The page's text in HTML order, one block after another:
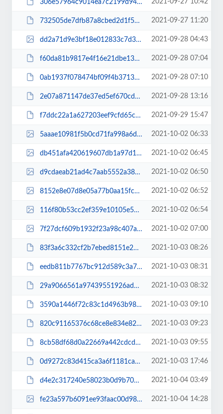
306e57964c9014ea7c2199d940d0e718.pdf 2021-09-27 10:42
732505de7dfb87a8cbed2d1f5295f919.pdf 2021-09-27 11:20
dd2a71d9e3bf18e012833c7d329490bc.jpg 2021-09-28 04:43
f60da81b9817e4f16e21dbe13180919f.pdf 2021-09-28 07:04
0ab1937f078474bf09f4b3713a9101f9.pdf 2021-09-28 07:10
2e07a871147de37ed5ef670cd7edd405.pdf 2021-09-28 13:16
f7ddc22a1a627203eef9cfd65c3cf594.pdf 2021-09-29 15:47
5aaae10981f5b0cd71fa998a6ddbc772.jpg 2021-10-02 06:33
db451afa420619607db1a97d1d23b9e5.jpg 2021-10-02 06:45
d9cdaeab21ad4c7aab5552a388968a9a.jpg 2021-10-02 06:50
8152e8e07d8e05a77b0aa15fcd96fdcb.jpg 2021-10-02 06:52
116f80b53cc2ef359e10105e50a206a0.jpg 2021-10-02 06:54
7f27dcf609b1932f23a98c407a4236da.jpg 2021-10-02 07:00
83f3a6c332cf2b7ebed8151e20e744fb.pdf 2021-10-03 08:26
eedb811b7767bc912d589c3a73a5df6311.pdf 2021-10-03 08:31
29a9066561a97439551926adc7055c3a.pdf 2021-10-03 08:32
3590a1446f72c83c1d4963b9860b0391.pdf 2021-10-03 09:10
820c91165376c68ce8e834e82e1a151d.pdf 2021-10-03 09:23
8cb58df68d0a22669a442cdcd22b351d.pdf 2021-10-03 09:55
0d9272c83d415ca3a6f1181ca608a882.pdf 2021-10-03 17:46
d4e2c317240e58023b0d9b70516472ad.pdf 2021-10-04 03:49
fe23a597b6091ee93faac00d98f70313.jpg 2021-10-04 14:28